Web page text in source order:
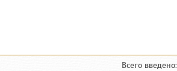
Всего введено: